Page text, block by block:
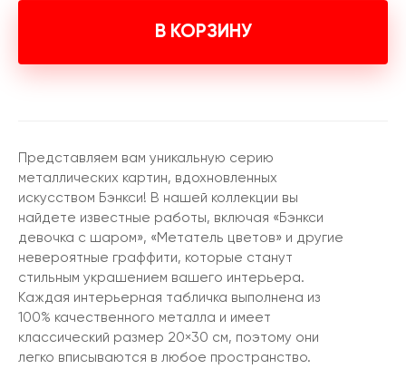
В КОРЗИНУ
Представляем вам уникальную серию
металлических картин, вдохновленных
искусством Бэнкси! В нашей коллекции вы
найдете известные работы, включая «Бэнкси
девочка с шаром», «Метатель цветов» и другие
невероятные граффити, которые станут
стильным украшением вашего интерьера.
Каждая интерьерная табличка выполнена из
100% качественного металла и имеет
классический размер 20×30 см, поэтому они
легко вписываются в любое пространство.